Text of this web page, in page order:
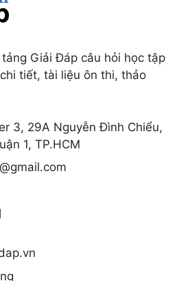
Giải Đáp câu hỏi học tập
tiết, tài liệu ôn thi, thảo
3, 29A Nguyễn Đình Chiểu,
1, TP.HCM